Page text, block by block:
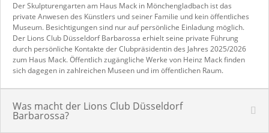
Der Skulpturengarten am Haus Mack in Mönchengladbach ist das
private Anwesen des Künstlers und seiner Familie und kein öffentliches
Museum. Besichtigungen sind nur auf persönliche Einladung möglich.
Der Lions Club Düsseldorf Barbarossa erhielt seine private Führung
durch persönliche Kontakte der Clubpräsidentin des Jahres 2025/2026
zum Haus Mack. Öffentlich zugängliche Werke von Heinz Mack finden
sich dagegen in zahlreichen Museen und im öffentlichen Raum.
Was macht der Lions Club Düsseldorf
Barbarossa?